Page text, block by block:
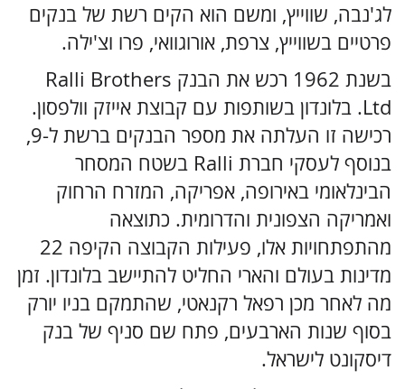
לג'נבה, שווייץ, ומשם הוא הקים רשת של בנקים
פרטיים בשווייץ, צרפת, אורוגוואי, פרו וצ'ילה.
בשנת 1962 רכש את הבנק Ralli Brothers
Ltd. בלונדון בשותפות עם קבוצת אייזק וולפסון.
רכישה זו העלתה את מספר הבנקים ברשת ל-9,
בנוסף לעסקי חברת Ralli בשטח המסחר
הבינלאומי באירופה, אפריקה, המזרח הרחוק
ואמריקה הצפונית והדרומית. כתוצאה
מהתפתחויות אלו, פעילות הקבוצה הקיפה 22
מדינות בעולם והארי החליט להתיישב בלונדון. זמן
מה לאחר מכן רפאל רקנאטי, שהתמקם בניו יורק
בסוף שנות הארבעים, פתח שם סניף של בנק
דיסקונט לישראל.